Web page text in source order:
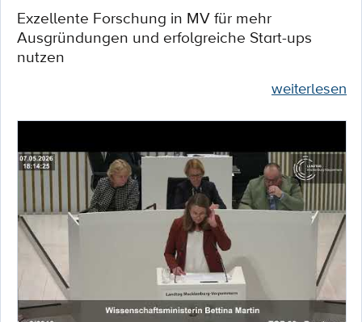
Exzellente Forschung in MV für mehr
Ausgründungen und erfolgreiche Start-ups
nutzen
weiterlesen